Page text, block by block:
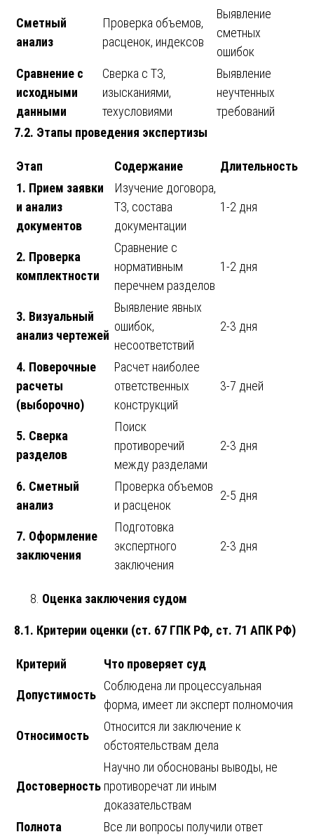
Сметный
анализ
Проверка объемов,
расценок, индексов
Выявление
сметных
ошибок
Сравнение с
исходными
данными
Сверка с ТЗ,
изысканиями,
техусловиями
Выявление
неучтенных
требований
7.2. Этапы проведения экспертизы
Этап Содержание
Длительность
1. Прием заявки
и анализ
документов
Изучение договора,
ТЗ, состава
документации
1-2 дня
2. Проверка
комплектности
Сравнение с
нормативным
перечнем разделов
1-2 дня
3. Визуальный
анализ чертежей
Выявление явных
ошибок,
несоответствий
2-3 дня
4. Поверочные
расчеты
(выборочно)
Расчет наиболее
ответственных
конструкций
3-7 дней
5. Сверка
разделов
Поиск
противоречий
между разделами
2-3 дня
6. Сметный
анализ
Проверка объемов
и расценок
2-5 дня
7. Оформление
заключения
Подготовка
экспертного
заключения
2-3 дня
Оценка заключения судом
8.1. Критерии оценки (ст. 67 ГПК РФ, ст. 71 АПК РФ)
Критерий Что проверяет суд
Допустимость
Соблюдена ли процессуальная
форма, имеет ли эксперт полномочия
Относимость
Относится ли заключение к
обстоятельствам дела
Достоверность
Научно ли обоснованы выводы, не
противоречат ли иным
доказательствам
Полнота
Все ли вопросы получили ответ